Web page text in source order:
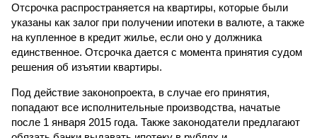
Отсрочка распространяется на квартиры, которые были
указаны как залог при получении ипотеки в валюте, а также
на купленное в кредит жилье, если оно у должника
единственное. Отсрочка дается с момента принятия судом
решения об изъятии квартиры.
Под действие законопроекта, в случае его принятия,
попадают все исполнительные производства, начатые
после 1 января 2015 года. Также законодатели предлагают